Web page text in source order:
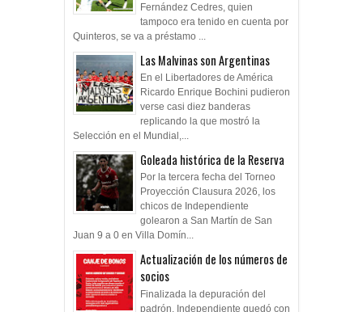
Fernández Cedres, quien
tampoco era tenido en cuenta por
Quinteros, se va a préstamo ...
Las Malvinas son Argentinas
En el Libertadores de América
Ricardo Enrique Bochini pudieron
verse casi diez banderas
replicando la que mostró la
Selección en el Mundial,...
Goleada histórica de la Reserva
Por la tercera fecha del Torneo
Proyección Clausura 2026, los
chicos de Independiente
golearon a San Martín de San
Juan 9 a 0 en Villa Domín...
Actualización de los números de
socios
Finalizada la depuración del
padrón, Independiente quedó con